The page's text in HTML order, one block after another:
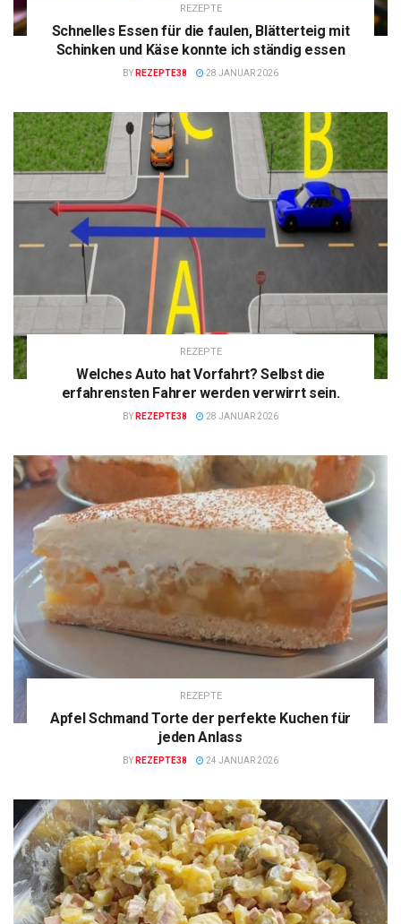
REZEPTE
Schnelles Essen für die faulen, Blätterteig mit
Schinken und Käse konnte ich ständig essen
BY REZEPTE38 28 JANUAR 2026
REZEPTE
Welches Auto hat Vorfahrt? Selbst die
erfahrensten Fahrer werden verwirrt sein.
BY REZEPTE38 28 JANUAR 2026
REZEPTE
Apfel Schmand Torte der perfekte Kuchen für
jeden Anlass
BY REZEPTE38 24 JANUAR 2026